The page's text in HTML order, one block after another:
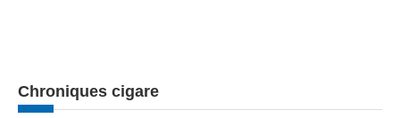
Chroniques cigare